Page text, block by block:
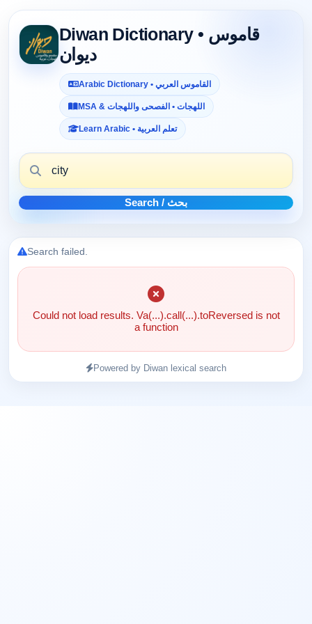
Diwan Dictionary • قاموس
ديوان
Arabic Dictionary • القاموس العربي
MSA & اللهجات • الفصحى واللهجات
Learn Arabic • تعلم العربية
Search / بحث
Search failed.
Could not load results. Va(...).call(...).toReversed is not
a function
Powered by Diwan lexical search